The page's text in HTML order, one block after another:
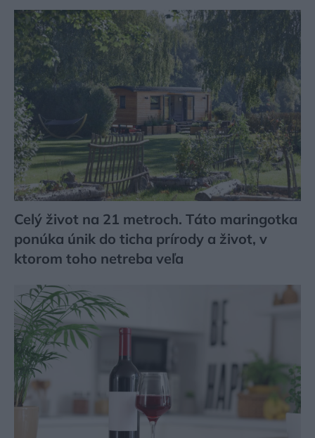
Celý život na 21 metroch. Táto maringotka
ponúka únik do ticha prírody a život, v
ktorom toho netreba veľa